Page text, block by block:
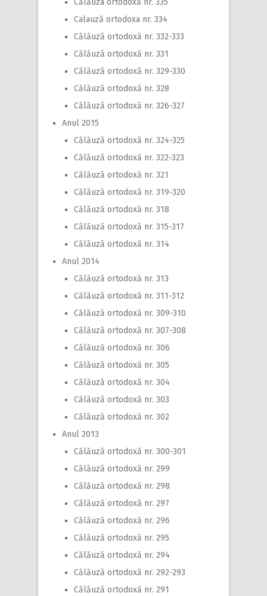
Călăuza ortodoxă nr. 335
Calauză ortodoxa nr. 334
Călăuză ortodoxă nr. 332-333
Călăuză ortodoxă nr. 331
Călăuză ortodoxă nr. 329-330
Călăuză ortodoxă nr. 328
Călăuză ortodoxă nr. 326-327
Anul 2015
Călăuză ortodoxă nr. 324-325
Călăuză ortodoxă nr. 322-323
Călăuză ortodoxă nr. 321
Călăuză ortodoxă nr. 319-320
Călăuză ortodoxă nr. 318
Călăuză ortodoxă nr. 315-317
Călăuză ortodoxă nr. 314
Anul 2014
Călăuză ortodoxă nr. 313
Călăuză ortodoxă nr. 311-312
Călăuză ortodoxă nr. 309-310
Călăuză ortodoxă nr. 307-308
Călăuză ortodoxă nr. 306
Călăuză ortodoxă nr. 305
Călăuză ortodoxă nr. 304
Călăuză ortodoxă nr. 303
Călăuză ortodoxă nr. 302
Anul 2013
Călăuză ortodoxă nr. 300-301
Călăuză ortodoxă nr. 299
Călăuză ortodoxă nr. 298
Călăuză ortodoxă nr. 297
Călăuză ortodoxă nr. 296
Călăuză ortodoxă nr. 295
Călăuză ortodoxă nr. 294
Călăuză ortodoxă nr. 292-293
Călăuză ortodoxă nr. 291